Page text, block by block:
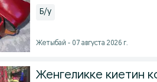
Б/у
Жетыбай - 07 августа 2026 г.
Женгеликке киетин